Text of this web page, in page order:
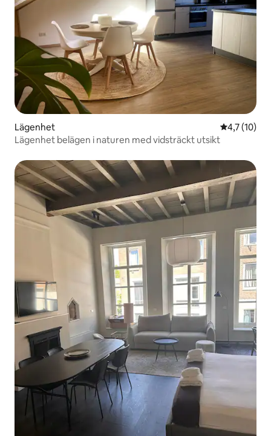
Lägenhet 4,7 av 5 i
4,7 (10)
Lägenhet belägen i naturen med vidsträckt utsikt